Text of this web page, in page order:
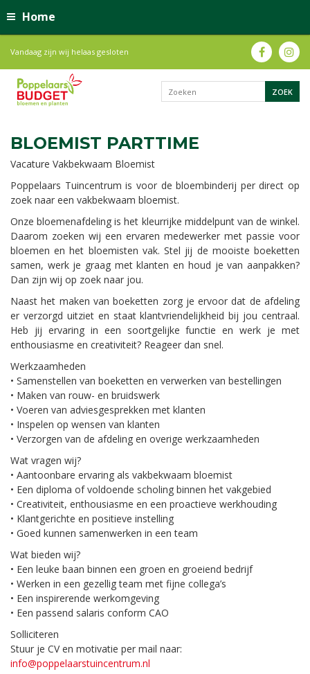
Home
Vandaag zijn wij helaas gesloten
BLOEMIST PARTTIME
Vacature Vakbekwaam Bloemist
Poppelaars Tuincentrum is voor de bloembinderij per direct op
zoek naar een vakbekwaam bloemist.
Onze bloemenafdeling is het kleurrijke middelpunt van de winkel.
Daarom zoeken wij een ervaren medewerker met passie voor
bloemen en het bloemisten vak. Stel jij de mooiste boeketten
samen, werk je graag met klanten en houd je van aanpakken?
Dan zijn wij op zoek naar jou.
Naast het maken van boeketten zorg je ervoor dat de afdeling
er verzorgd uitziet en staat klantvriendelijkheid bij jou centraal.
Heb jij ervaring in een soortgelijke functie en werk je met
enthousiasme en creativiteit? Reageer dan snel.
Werkzaamheden
• Samenstellen van boeketten en verwerken van bestellingen
• Maken van rouw- en bruidswerk
• Voeren van adviesgesprekken met klanten
• Inspelen op wensen van klanten
• Verzorgen van de afdeling en overige werkzaamheden
Wat vragen wij?
• Aantoonbare ervaring als vakbekwaam bloemist
• Een diploma of voldoende scholing binnen het vakgebied
• Creativiteit, enthousiasme en een proactieve werkhouding
• Klantgerichte en positieve instelling
• Goed kunnen samenwerken in een team
Wat bieden wij?
• Een leuke baan binnen een groen en groeiend bedrijf
• Werken in een gezellig team met fijne collega’s
• Een inspirerende werkomgeving
• Een passend salaris conform CAO
Solliciteren
Stuur je CV en motivatie per mail naar:
info@poppelaarstuincentrum.nl